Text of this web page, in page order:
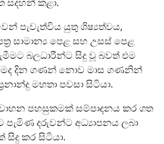
පැවැත්විය යුතු ශිෂ්‍යත්වය,
සාමාන්‍ය පෙළ සහ උසස් පෙළ
බලධාරීන්ට සිදු වූ බවත් එම
දින ගණන් නොව මාස ගණනින්
මහතා පවසා සිටියා.
පහසුකමක් සම්පාදනය කර ගත
දරුවන්ට අධ්‍යාපනය ලබා
සිදු කර සිටියා.